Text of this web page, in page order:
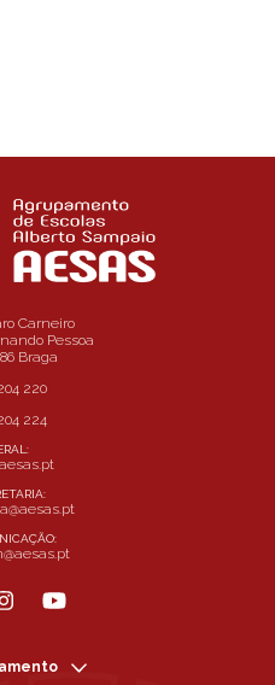
Carneiro
Pessoa
Braga
220
224